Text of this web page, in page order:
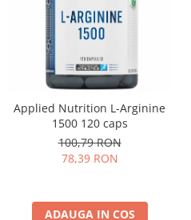
Applied Nutrition L-Arginine
1500 120 caps
100,79 RON
78,39 RON
ADAUGA IN COS